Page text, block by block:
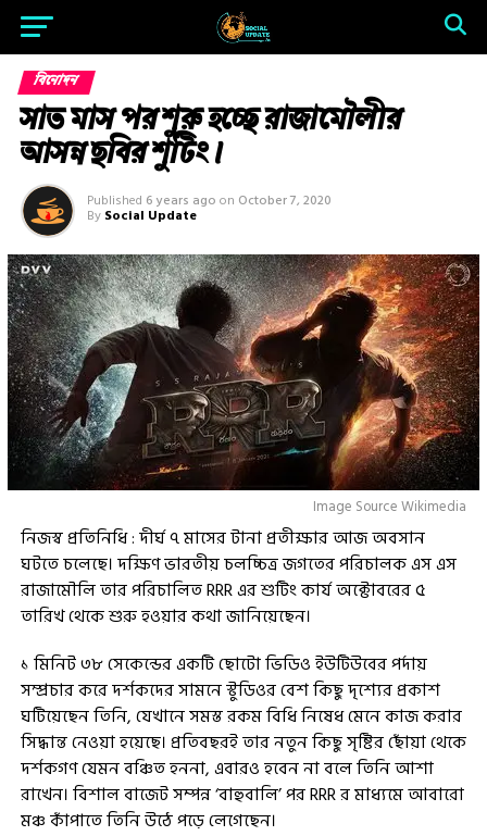
বিনোদন
সাত মাস পর শুরু হচ্ছে রাজামৌলীর
আসন্ন ছবির শুটিং।
Published 6 years ago on October 7, 2020
By Social Update
Image Source Wikimedia
নিজস্ব প্রতিনিধি : দীর্ঘ ৭ মাসের টানা প্রতীক্ষার আজ অবসান
ঘটতে চলেছে। দক্ষিণ ভারতীয় চলচ্চিত্র জগতের পরিচালক এস এস
রাজামৌলি তার পরিচালিত RRR এর শুটিং কার্য অক্টোবরের ৫
তারিখ থেকে শুরু হওয়ার কথা জানিয়েছেন।
১ মিনিট ৩৮ সেকেন্ডের একটি ছোটো ভিডিও ইউটিউবের পর্দায়
সম্প্রচার করে দর্শকদের সামনে স্টুডিওর বেশ কিছু দৃশ্যের প্রকাশ
ঘটিয়েছেন তিনি, যেখানে সমস্ত রকম বিধি নিষেধ মেনে কাজ করার
সিদ্ধান্ত নেওয়া হয়েছে। প্রতিবছরই তার নতুন কিছু সৃষ্টির ছোঁয়া থেকে
দর্শকগণ যেমন বঞ্চিত হননা, এবারও হবেন না বলে তিনি আশা
রাখেন। বিশাল বাজেট সম্পন্ন ‘বাহুবালি’ পর RRR র মাধ্যমে আবারো
মঞ্চ কাঁপাতে তিনি উঠে পড়ে লেগেছেন।